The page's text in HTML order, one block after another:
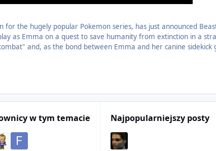
for the hugely popular Pokemon series, has just announced
as Emma on a quest to save humanity from extinction in a
and, as the bond between Emma and her canine sidekick
w tym temacie Najpopularniejszy posty